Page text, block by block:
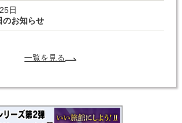
日
のお知らせ
一覧を見る